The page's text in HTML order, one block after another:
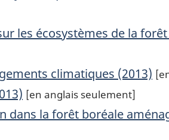
les écosystèmes de la
climatiques (2013)
[en anglais seulement]
la forêt boréale